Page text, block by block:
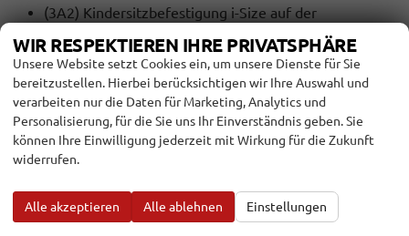
(3A2) Kindersitzbefestigung i-Size auf der
Beifahrerseite und i-Size und Top Tether auf den
äußeren Fondsitzen
(98G) Klimatisierungspaket
(98B) Komfortpaket
(8VP) LED-Heckleuchten pro
(8IY) LED-Scheinwerfer plus
(N1D) Leder/Kunstleder-Kombination mit S-Prägung
(PYG) MMI experience plus
(98R) MMI experience plus
WIR RESPEKTIEREN IHRE PRIVATSPHÄRE
Unsere Website setzt Cookies ein, um unsere Dienste für Sie
bereitzustellen. Hierbei berücksichtigen wir Ihre Auswahl und
verarbeiten nur die Daten für Marketing, Analytics und
Personalisierung, für die Sie uns Ihr Einverständnis geben. Sie
können Ihre Einwilligung jederzeit mit Wirkung für die Zukunft
widerrufen.
Alle akzeptieren Alle ablehnen Einstellungen